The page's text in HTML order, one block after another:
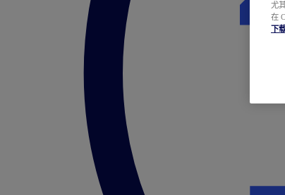
尤
在
下